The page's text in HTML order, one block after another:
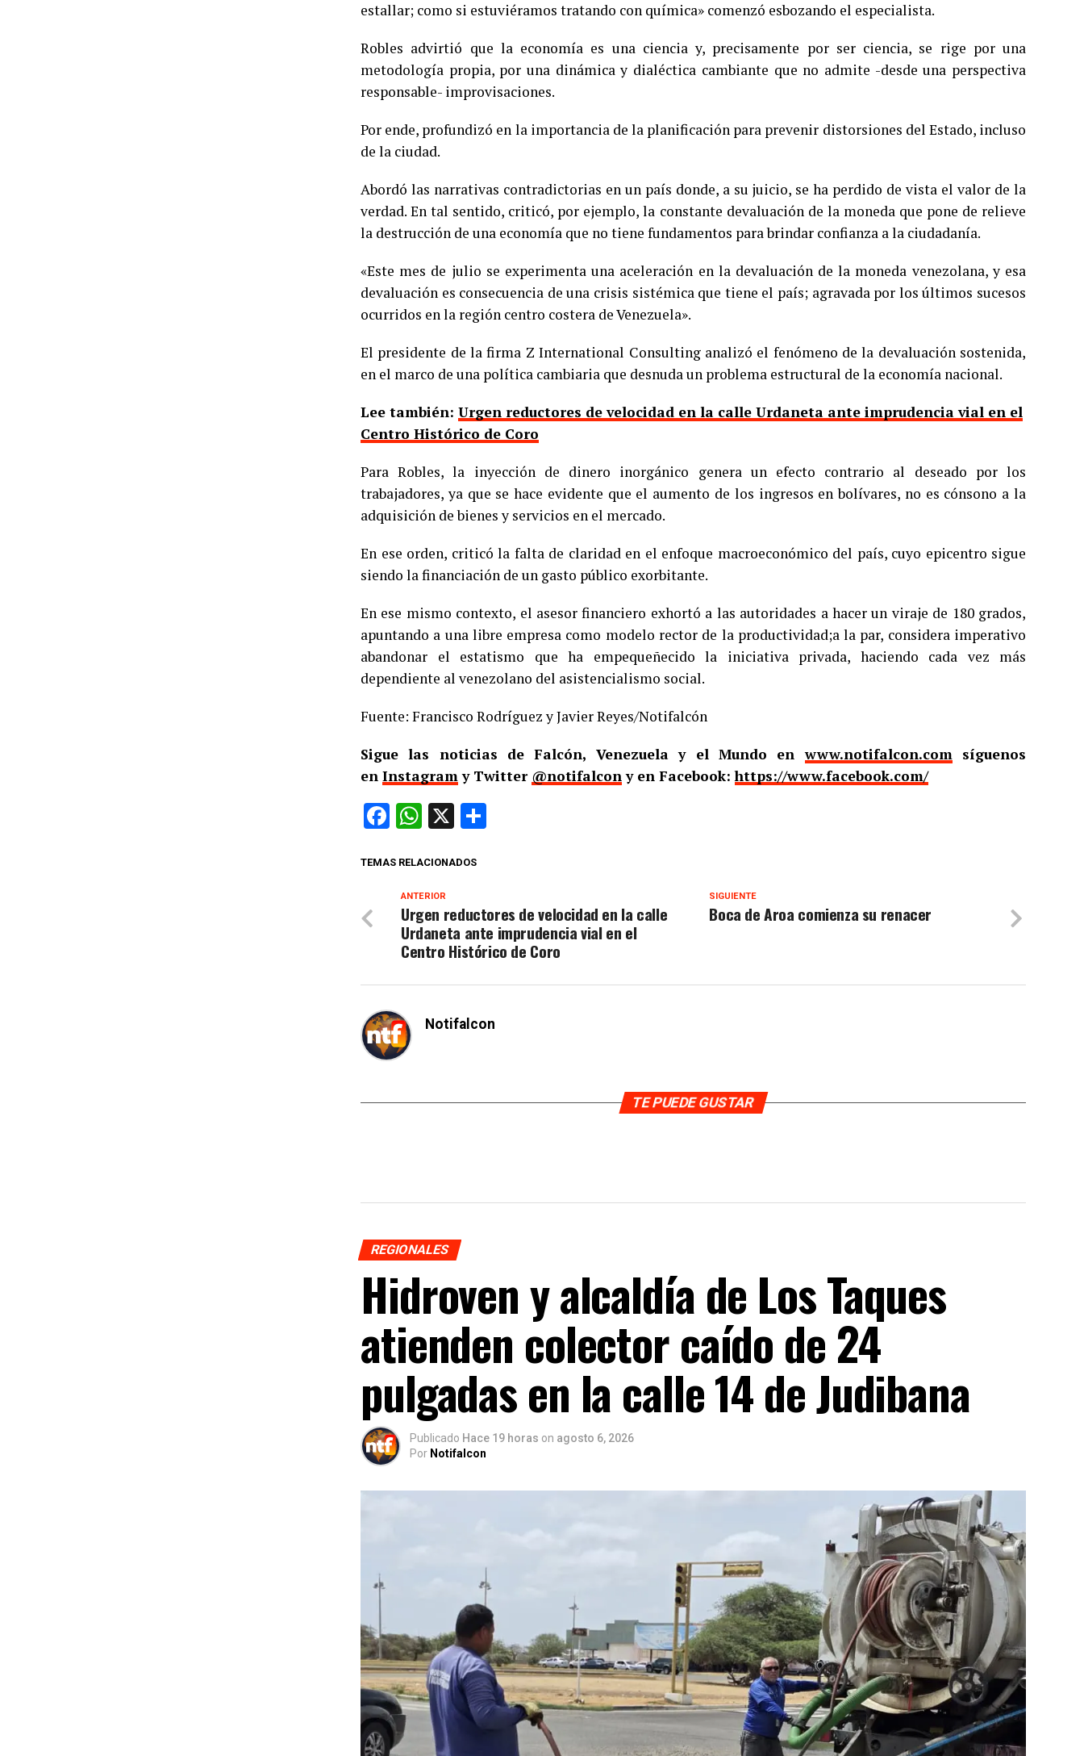
estallar; como si estuviéramos tratando con química» comenzó esbozando el especialista.
Robles advirtió que la economía es una ciencia y, precisamente por ser ciencia, se rige por una
metodología propia, por una dinámica y dialéctica cambiante que no admite -desde una perspectiva
responsable- improvisaciones.
Por ende, profundizó en la importancia de la planificación para prevenir distorsiones del Estado, incluso
de la ciudad.
Abordó las narrativas contradictorias en un país donde, a su juicio, se ha perdido de vista el valor de la
verdad. En tal sentido, criticó, por ejemplo, la constante devaluación de la moneda que pone de relieve
la destrucción de una economía que no tiene fundamentos para brindar confianza a la ciudadanía.
«Este mes de julio se experimenta una aceleración en la devaluación de la moneda venezolana, y esa
devaluación es consecuencia de una crisis sistémica que tiene el país; agravada por los últimos sucesos
ocurridos en la región centro costera de Venezuela».
El presidente de la firma Z International Consulting analizó el fenómeno de la devaluación sostenida,
en el marco de una política cambiaria que desnuda un problema estructural de la economía nacional.
Lee también: Urgen reductores de velocidad en la calle Urdaneta ante imprudencia vial en el
Centro Histórico de Coro
Para Robles, la inyección de dinero inorgánico genera un efecto contrario al deseado por los
trabajadores, ya que se hace evidente que el aumento de los ingresos en bolívares, no es cónsono a la
adquisición de bienes y servicios en el mercado.
En ese orden, criticó la falta de claridad en el enfoque macroeconómico del país, cuyo epicentro sigue
siendo la financiación de un gasto público exorbitante.
En ese mismo contexto, el asesor financiero exhortó a las autoridades a hacer un viraje de 180 grados,
apuntando a una libre empresa como modelo rector de la productividad;a la par, considera imperativo
abandonar el estatismo que ha empequeñecido la iniciativa privada, haciendo cada vez más
dependiente al venezolano del asistencialismo social.
Fuente: Francisco Rodríguez y Javier Reyes/Notifalcón
Sigue las noticias de Falcón, Venezuela y el Mundo enwww.notifalcon.comsíguenos
en Instagramy Twitter @notifalcony en Facebook:https://www.facebook.com/
Facebook
WhatsApp
X
TEMAS RELACIONADOS
SIGUIENTE
Boca de Aroa comienza su renacer
ANTERIOR
Urgen reductores de velocidad en la calle
Urdaneta ante imprudencia vial en el
Centro Histórico de Coro
Notifalcon
TE PUEDE GUSTAR
REGIONALES
Hidroven y alcaldía de Los Taques
atienden colector caído de 24
pulgadas en la calle 14 de Judibana
Publicado Hace 19 horas on agosto 6, 2026
Por Notifalcon